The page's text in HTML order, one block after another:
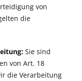
von
die
Sie sind
von Art. 18
die Verarbeitung